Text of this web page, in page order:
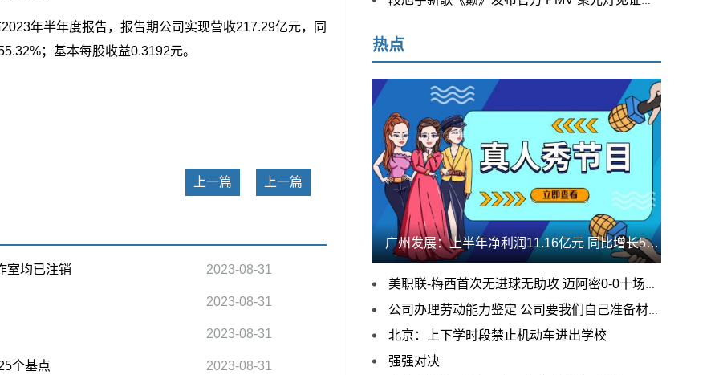
年半年度报告，报告期公司实现营收217.29亿元，同
；基本每股收益0.3192元。
上一篇 上一篇
室均已注销 2023-08-31
2023-08-31
2023-08-31
个基点 2023-08-31
热点
广州发展：上半年净利润11.16亿元 同比增长55.32%
美职联-梅西首次无进球无助攻 迈阿密0-0十场不败
公司办理劳动能力鉴定 公司要我们自己准备材料，其中有:1病例原件
北京：上下学时段禁止机动车进出学校
强强对决